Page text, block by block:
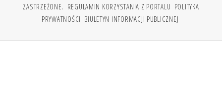
ZASTRZEŻONE. REGULAMIN KORZYSTANIA Z PORTALU POLITYKA
PRYWATNOŚCI BIULETYN INFORMACJI PUBLICZNEJ